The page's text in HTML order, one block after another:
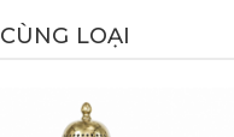
LOẠI